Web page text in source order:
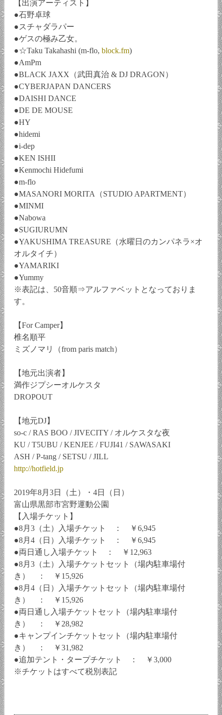
【出演アーティスト】
●石野卓球
●スチャダラパー
●ゲスの極み乙女。
●☆Taku Takahashi (m-flo, block.fm)
●AmPm
●BLACK JAXX（武田真治 & DJ DRAGON）
●CYBERJAPAN DANCERS
●DAISHI DANCE
●DE DE MOUSE
●HY
●hidemi
●i-dep
●KEN ISHII
●Kenmochi Hidefumi
●m-flo
●MASANORI MORITA（STUDIO APARTMENT）
●MINMI
●Nabowa
●SUGIURUMN
●YAKUSHIMA TREASURE（水曜日のカンパネラ×オ
オルタイチ）
●YAMARIKI
●Yummy
※表記は、50音順⇒アルファベットとなっておりま
す。
【For Camper】
椎名順平
ミズノマリ（from paris match）
【地元出演者】
満作ジプシーオルケスタ
DROPOUT
【地元DJ】
so-c / RAS BOO / JIVECITY / オルケスタな夜
KU / T5UBU / KENJEE / FUJI41 / SAWASAKI
ASH / P-tang / SETSU / JILL
http://hotfield.jp
2019年8月3日（土）・4日（日）
富山県黒部市宮野運動公園
【入場チケット】
●8月3（土）入場チケット ： ￥6,945
●8月4（日）入場チケット ： ￥6,945
●両日通し入場チケット ： ￥12,963
●8月3（土）入場チケットセット（場内駐車場付
き） ： ￥15,926
●8月4（日）入場チケットセット（場内駐車場付
き） ： ￥15,926
●両日通し入場チケットセット（場内駐車場付
き） ： ￥28,982
●キャンプインチケットセット（場内駐車場付
き） ： ￥31,982
●追加テント・タープチケット ： ￥3,000
※チケットはすべて税別表記